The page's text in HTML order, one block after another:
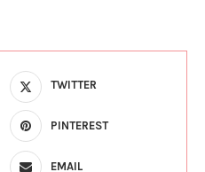
TWITTER
PINTEREST
EMAIL